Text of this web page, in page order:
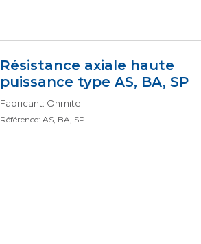
Résistance axiale haute
puissance type AS, BA, SP
Fabricant: Ohmite
Référence: AS, BA, SP